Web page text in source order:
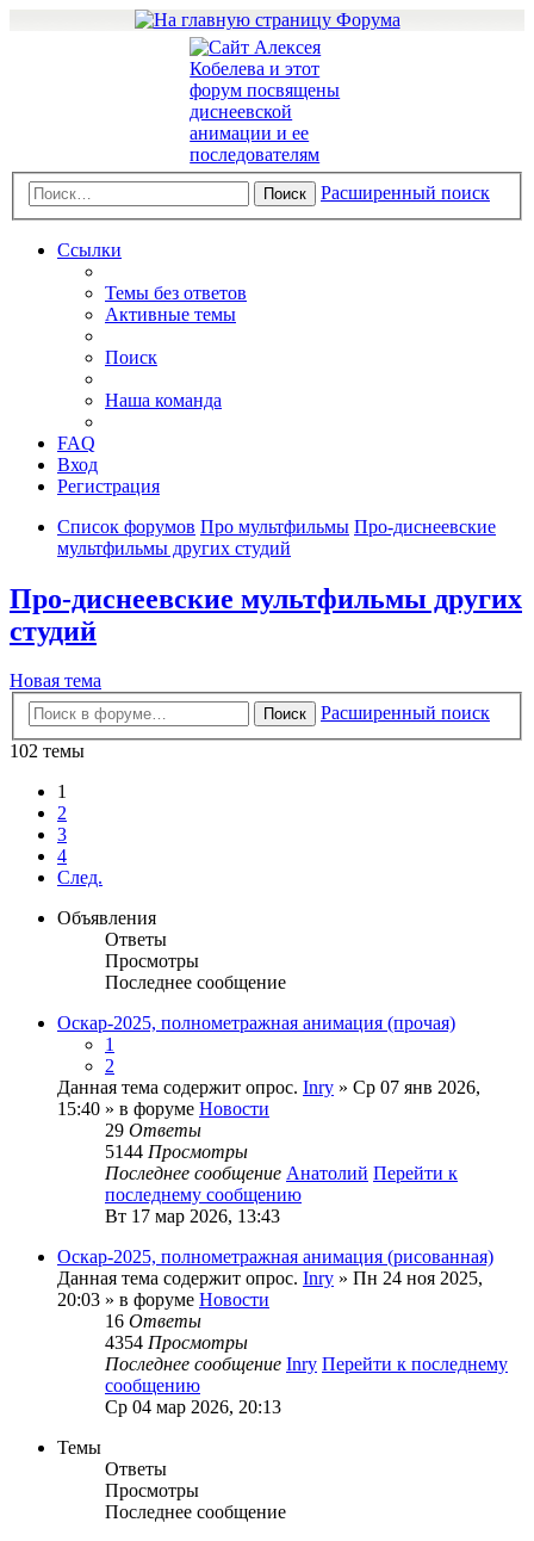
Поиск Расширенный поиск
Ссылки
Темы без ответов
Активные темы
Поиск
Наша команда
FAQ
Вход
Регистрация
Список форумов Про мультфильмы Про-диснеевские
мультфильмы других студий
Про-диснеевские мультфильмы других
студий
Новая тема
Поиск
Расширенный поиск
102 темы
1
2
3
4
След.
Объявления
Ответы
Просмотры
Последнее сообщение
Оскар-2025, полнометражная анимация (прочая)
1
2
Данная тема содержит опрос. Inry » Ср 07 янв 2026,
15:40 » в форуме Новости
29 Ответы
5144 Просмотры
Последнее сообщение Анатолий Перейти к
последнему сообщению
Вт 17 мар 2026, 13:43
Оскар-2025, полнометражная анимация (рисованная)
Данная тема содержит опрос. Inry » Пн 24 ноя 2025,
20:03 » в форуме Новости
16 Ответы
4354 Просмотры
Последнее сообщение Inry Перейти к последнему
сообщению
Ср 04 мар 2026, 20:13
Темы
Ответы
Просмотры
Последнее сообщение